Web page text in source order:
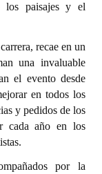
los paisajes y el
recae en un
una invaluable
el evento desde
en todos los
y pedidos de los
cada año en los
por la